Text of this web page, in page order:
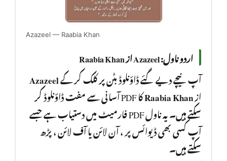
Azazeel — Raabia Khan
اردو ناول: Azazeel از Raabia Khan
آپ نیچے دیے گئے ڈاؤنلوڈ بٹن پر کلک کر کےAzazeel
ازRaabia Khan
کا PDF آسانی سے مفت ڈاؤنلوڈ کر
سکتے ہیں۔ یہ ناول PDF فارمیٹ میں دستیاب ہے جسے
آپ کسی بھی ڈیوائس پر ، آن لائن یا آف لائن ، پڑھ
سکتے ہیں۔